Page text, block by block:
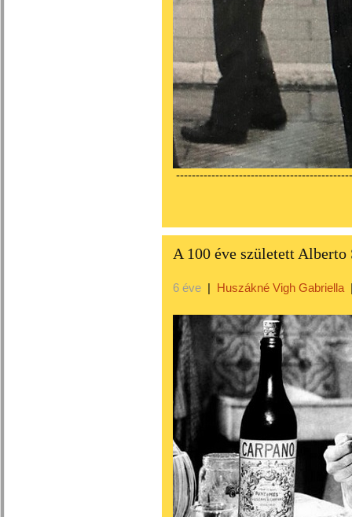
A 100 éve született Alberto
6 éve | Huszákné Vigh Gabriella